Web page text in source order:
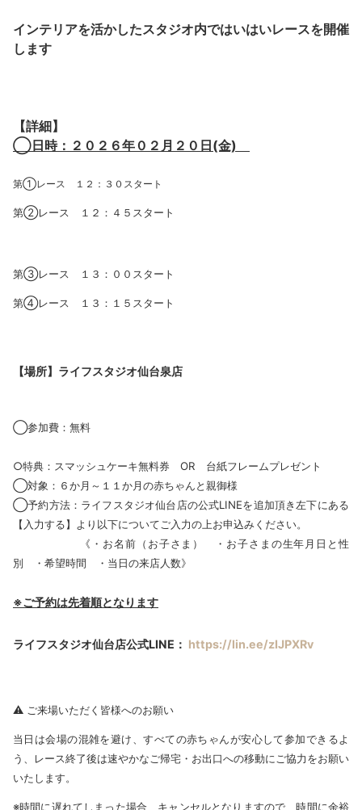
インテリアを活かしたスタジオ内ではいはいレースを開催
します
【詳細】
◯日時：２０２６年０２月２０日(金)
第➀レース １２：３０スタート
第②レース １２：４５スタート
第③レース １３：００スタート
第④レース １３：１５スタート
【場所】ライフスタジオ仙台泉店
◯参加費：無料
○特典：スマッシュケーキ無料券 OR 台紙フレームプレゼント
◯対象：６か月～１１か月の赤ちゃんと親御様
◯予約方法：ライフスタジオ仙台店の公式LINEを追加頂き左下にある
【入力する】より以下についてご入力の上お申込みください。
《・お名前（お子さま） ・お子さまの生年月日と性
別 ・希望時間 ・当日の来店人数》
※ご予約は先着順となります
ライフスタジオ仙台店公式LINE： https://lin.ee/zIJPXRv
⚠️ ご来場いただく皆様へのお願い
当日は会場の混雑を避け、すべての赤ちゃんが安心して参加できるよ
う、レース終了後は速やかなご帰宅・お出口への移動にご協力をお願い
いたします。
※時間に遅れてしまった場合、キャンセルとなりますので、時間に余裕